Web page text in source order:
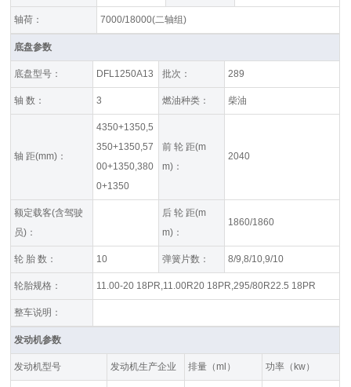
轴荷： 7000/18000(二轴组)
底盘参数
底盘型号： DFL1250A13 批次： 289
轴 数： 3 燃油种类： 柴油
轴 距(mm)：
4350+1350,5
350+1350,57
00+1350,380
0+1350
前 轮 距(m
m)：
2040
额定载客(含驾驶
员)：
后 轮 距(m
m)：
1860/1860
轮 胎 数： 10 弹簧片数： 8/9,8/10,9/10
轮胎规格： 11.00-20 18PR,11.00R20 18PR,295/80R22.5 18PR
整车说明：
发动机参数
发动机型号 发动机生产企业 排量（ml） 功率（kw）